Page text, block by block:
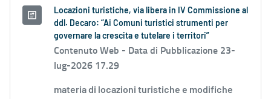
Locazioni turistiche, via libera in IV Commissione al
ddl. Decaro: “Ai Comuni turistici strumenti per
governare la crescita e tutelare i territori”
Contenuto Web - Data di Pubblicazione 23-
lug-2026 17.29
materia di locazioni turistiche e modifiche